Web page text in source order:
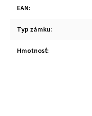
EAN:
Typ zámku:
Hmotnosť: